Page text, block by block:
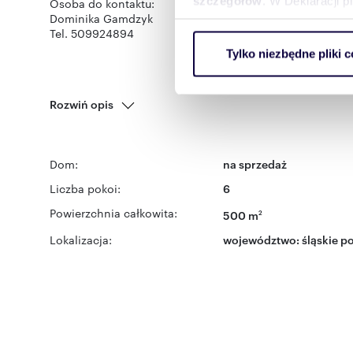
ruch w naszej witrynie.
reklamowym i
uzyskanymi podczas
Tylko niezbędne pliki
Osoba do kontaktu:
Dominika Gamdzyk
Tel. 509924894
Rozwiń opis
Dom: na sprzedaż
Liczba pokoi: 6
Powierzchnia całkowita: 500 m2
Lokalizacja: województwo: śląskie